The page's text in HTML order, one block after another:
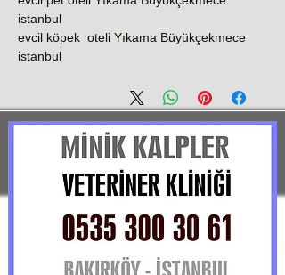
istanbul
evcil köpek oteli Yıkama Büyükçekmece
istanbul